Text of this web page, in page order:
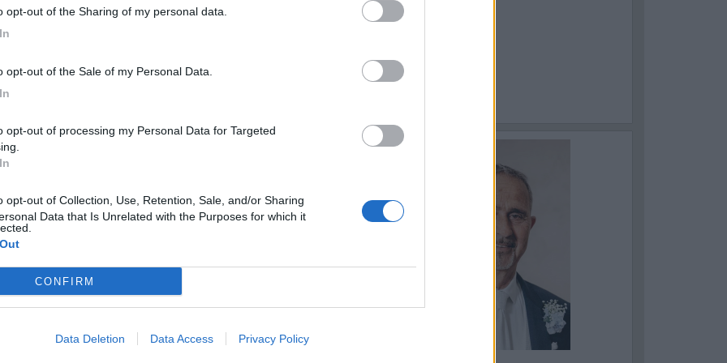
opt-out of the Sharing of my personal data.
opt-out of the Sale of my Personal Data.
Data that Is Unrelated with the Purposes for which it
CONFIRM
Data Deletion Data Access Privacy Policy